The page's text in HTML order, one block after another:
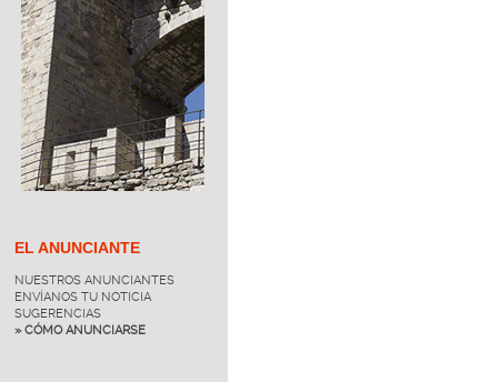
EL ANUNCIANTE
NUESTROS ANUNCIANTES
ENVÍANOS TU NOTICIA
SUGERENCIAS
» CÓMO ANUNCIARSE